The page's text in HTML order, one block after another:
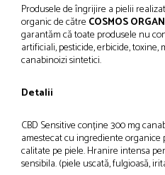
Produsele de îngrijire a pielii
organic de către COSMOS
garantăm că toate produsele nu
artificiali, pesticide, erbicide, toxine,
canabinoizi sintetici.
Detalii
CBD Sensitive conține 300 mg
amestecat cu ingrediente
calitate pe piele. Hranire intensa
sensibila. (piele uscată, fulgioasă,